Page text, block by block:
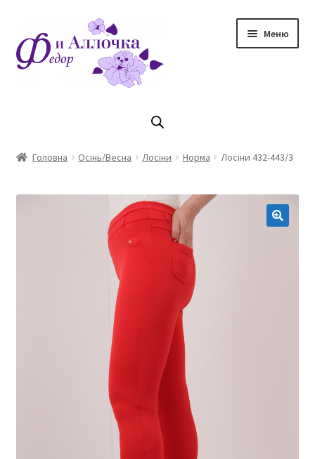
до
навігації
до
контенту
Меню
Оплата та доставка
Головна Осінь/Весна Лосіни Норма Лосіни 432-443/3